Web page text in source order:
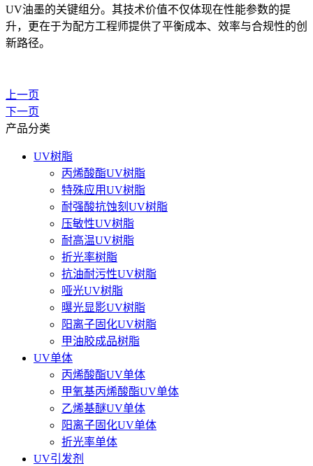
UV油墨的关键组分。其技术价值不仅体现在性能参数的提
升，更在于为配方工程师提供了平衡成本、效率与合规性的创
新路径。
上一页
下一页
产品分类
UV树脂
丙烯酸酯UV树脂
特殊应用UV树脂
耐强酸抗蚀刻UV树脂
压敏性UV树脂
耐高温UV树脂
折光率树脂
抗油耐污性UV树脂
哑光UV树脂
曝光显影UV树脂
阳离子固化UV树脂
甲油胶成品树脂
UV单体
丙烯酸酯UV单体
甲氧基丙烯酸酯UV单体
乙烯基醚UV单体
阳离子固化UV单体
折光率单体
UV引发剂